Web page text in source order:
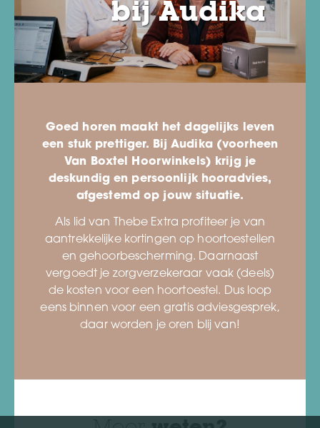
bij Audika
Goed horen maakt het dagelijks leven
een stuk prettiger. Bij Audika (voorheen
Van Boxtel Hoorwinkels) krijg je
deskundig en persoonlijk hooradvies,
afgestemd op jouw situatie.
Als lid van Thebe Extra profiteer je van
aantrekkelijke kortingen op hoortoestellen
en gehoorbescherming. Daarnaast
vergoedt je zorgverzekeraar vaak (deels)
de kosten voor een hoortoestel. Dus loop
eens binnen voor een gratis adviesgesprek,
daar worden je oren blij van!